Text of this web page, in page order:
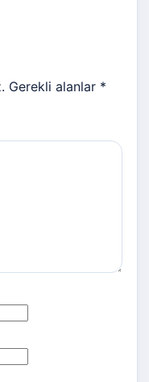
Gerekli alanlar *